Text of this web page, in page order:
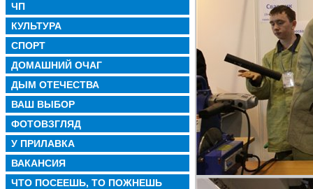
ЧП
КУЛЬТУРА
СПОРТ
ДОМАШНИЙ ОЧАГ
ДЫМ ОТЕЧЕСТВА
ВАШ ВЫБОР
ФОТОВЗГЛЯД
У ПРИЛАВКА
ВАКАНСИЯ
ЧТО ПОСЕЕШЬ, ТО ПОЖНЕШЬ